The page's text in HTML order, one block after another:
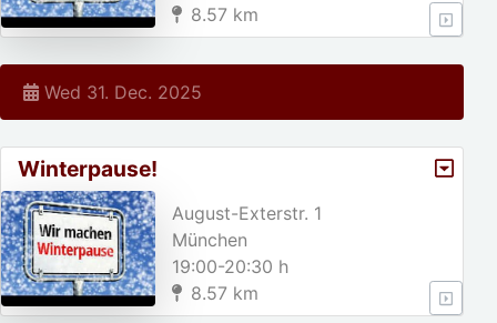
8.57 km
Wed 31. Dec. 2025
Winterpause!
August-Exterstr. 1
München
19:00-20:30 h
8.57 km